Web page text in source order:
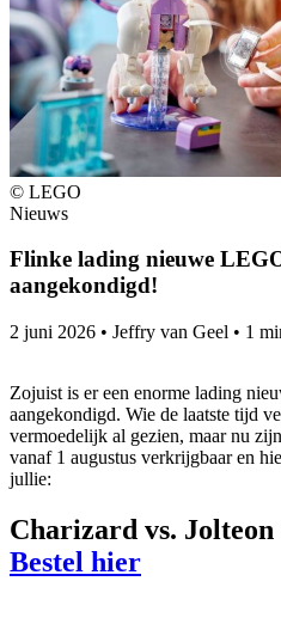
© LEGO
Nieuws
Flinke lading nieuwe
aangekondigd!
2 juni 2026 • Jeffry van Geel • 1
Zojuist is er een enorme lading
aangekondigd. Wie de laatste tijd
vermoedelijk al gezien, maar nu
vanaf 1 augustus verkrijgbaar en
jullie:
Charizard vs.
Bestel hier